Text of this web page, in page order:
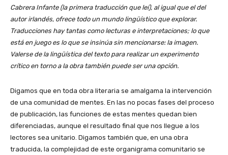
Cabrera Infante (la primera traducción que leí), al igual que el del
autor irlandés, ofrece todo un mundo lingüístico que explorar.
Traducciones hay tantas como lecturas e interpretaciones; lo que
está en juego es lo que se insinúa sin mencionarse: la imagen.
Valerse de la lingüística del texto para realizar un experimento
crítico en torno a la obra también puede ser una opción.
Digamos que en toda obra literaria se amalgama la intervención
de una comunidad de mentes. En las no pocas fases del proceso
de publicación, las funciones de estas mentes quedan bien
diferenciadas, aunque el resultado final que nos llegue a los
lectores sea unitario. Digamos también que, en una obra
traducida, la complejidad de este organigrama comunitario se